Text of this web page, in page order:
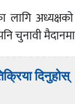
लागि
चुनावी
दिनुहोस्